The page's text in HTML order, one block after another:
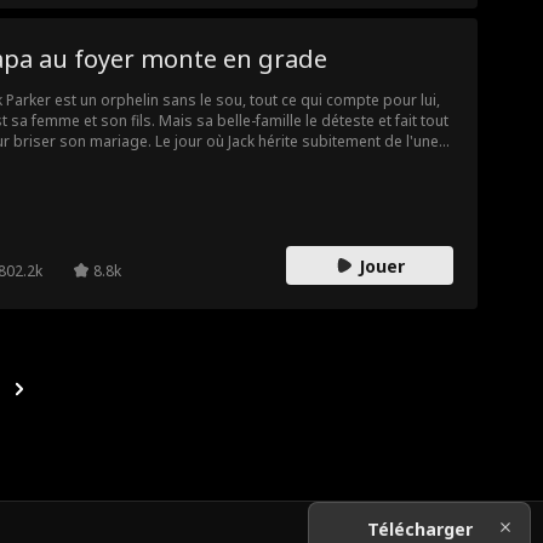
au foyer monte en grade
Parker est un orphelin sans le sou, tout ce qui compte pour lui,
sa femme et son fils. Mais sa belle-famille le déteste et fait tout
briser son mariage. Le jour où Jack hérite subitement de l'une
802.2k 8.8k Jouer
Télécharger